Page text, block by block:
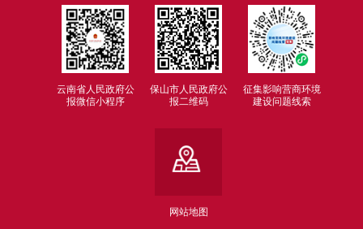
云南省人民政府公
报微信小程序
保山市人民政府公
报二维码
征集影响营商环境
建设问题线索
网站地图